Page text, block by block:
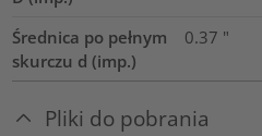
Średnica po pełnym
skurczu d (imp.)
0.37 "
Pliki do pobrania